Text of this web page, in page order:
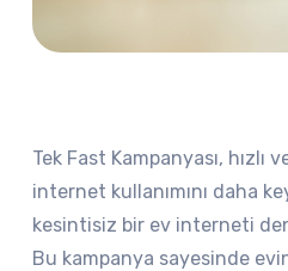
Tek Fast Kampanyası,
internet kullanımını daha
kesintisiz bir ev interneti
Bu kampanya sayesinde